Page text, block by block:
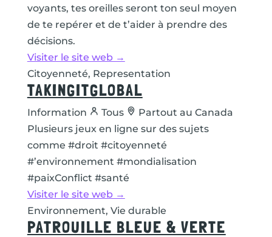
voyants, tes oreilles seront ton seul moyen
de te repérer et de t’aider à prendre des
décisions.
Visiter le site web →
Citoyenneté, Representation
TAKINGITGLOBAL
Information Tous
Partout au Canada
Plusieurs jeux en ligne sur des sujets
comme #droit #citoyenneté
#’environnement #mondialisation
#paixConflict #santé
Visiter le site web →
Environnement, Vie durable
PATROUILLE BLEUE & VERTE